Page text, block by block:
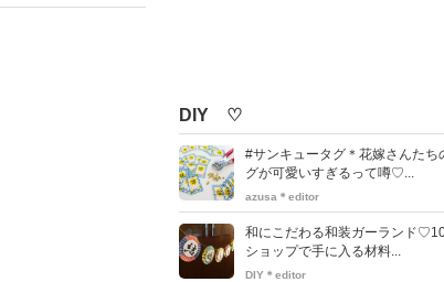
DIY ♡
#サンキュータグ＊花嫁さんたち
グが可愛いすぎるって噂♡...
azusa＊editor
和にこだわる和装ガーランド
ショップで手に入る材料...
DIY＊editor